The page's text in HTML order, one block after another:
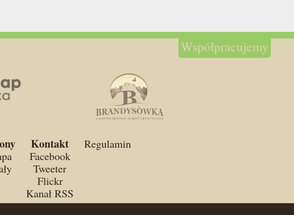
Współpracujemy
Kontakt
Facebook
Tweeter
Flickr
Kanał RSS
Regulamin